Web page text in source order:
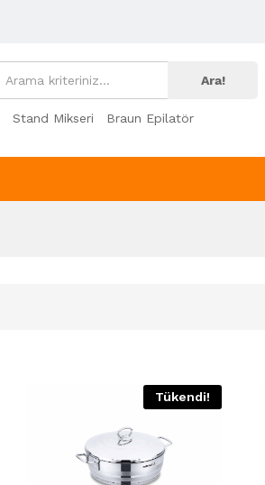
Ara!
Stand Mikseri
Braun Epilatör
Tükendi!